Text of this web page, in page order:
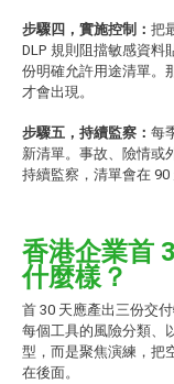
步驟四，實施控制： 把
DLP 規則阻擋敏感資料
份明確允許用途清單。
才會出現。
步驟五，持續監察： 每
新清單。事故、險情或
持續監察，清單會在 90
香港企業首
什麼樣？
首 30 天應產出三份交
每個工具的風險分類、
型，而是聚焦演練，把
在後面。